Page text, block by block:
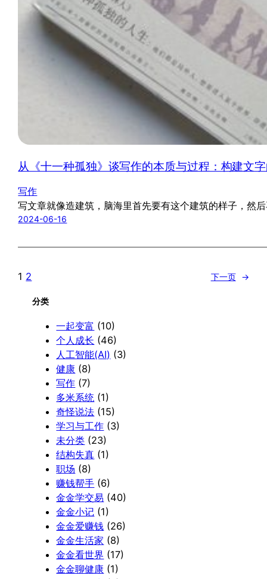
从《十一种孤独》谈写作的本质与过程：构建文
写作
写文章就像造建筑，脑海里首先要有这个建筑的样子，然
2024-06-16
1 2 下一页 →
分类
一起变富 (10)
个人成长 (46)
人工智能(AI) (3)
健康 (8)
写作 (7)
多米系统 (1)
奇怪说法 (15)
学习与工作 (3)
未分类 (23)
结构失真 (1)
职场 (8)
赚钱帮手 (6)
金金学交易 (40)
金金小记 (1)
金金爱赚钱 (26)
金金生活家 (8)
金金看世界 (17)
金金聊健康 (1)